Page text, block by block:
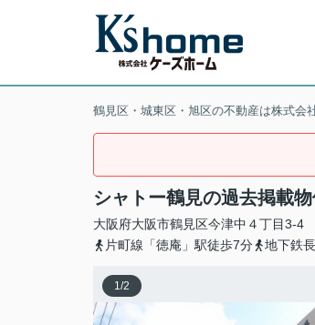
鶴見区・城東区・旭区の不動産は株式会
シャトー鶴見の過去掲載
大阪府大阪市鶴見区今津中 ４丁目3-4
片町線「徳庵」駅徒歩7分
地下鉄
1/2